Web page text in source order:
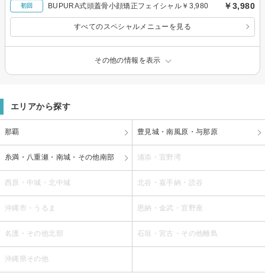
初回 BUPURA式頭蓋骨小顔矯正フェイシャル￥3,980 ￥3,980
すべてのスペシャルメニューを見る
その他の情報を表示
エリアから探す
那覇 豊見城・南風原・与那原
糸満・八重瀬・南城・その他南部 浦添・宜野湾
西原・中城・北中城 北谷・嘉手納・読谷
沖縄市・うるま 恩納・金武・宜野座
名護・その他北部 石垣・宮古・その他離島
沖縄県その他